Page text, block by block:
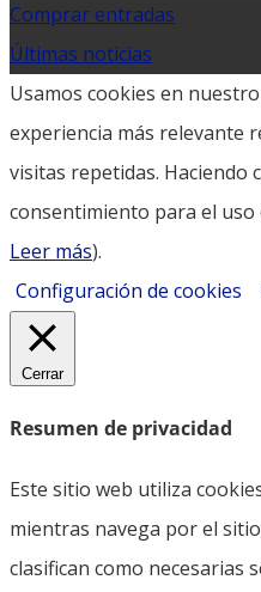
Comprar entradas
Últimas noticias
Usamos cookies en
experiencia más relevante
visitas repetidas. Haciendo
consentimiento para el uso
Leer más).
Configuración de cookies
Cerrar
Resumen de privacidad
Este sitio web utiliza
mientras navega por el
clasifican como necesarias